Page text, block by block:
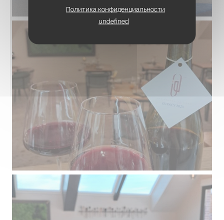
Политика конфиденциальности
undefined